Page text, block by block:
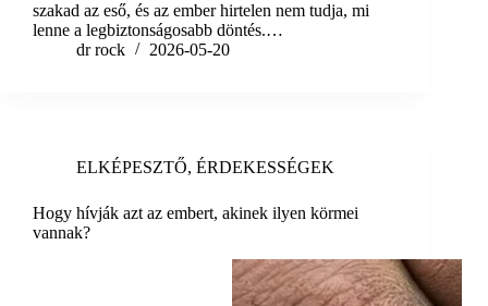
szakad az eső, és az ember hirtelen nem tudja, mi
lenne a legbiztonságosabb döntés.…
dr rock
2026-05-20
ELKÉPESZTŐ, ÉRDEKESSÉGEK
Hogy hívják azt az embert, akinek ilyen körmei
vannak?